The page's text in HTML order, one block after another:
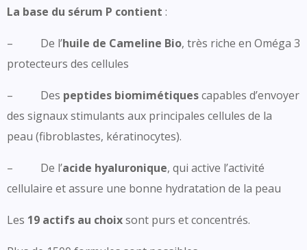
La base du sérum P contient :
– De l’huile de Cameline Bio, très riche en Oméga 3
protecteurs des cellules
– Des peptides biomimétiquescapables d’envoyer
des signaux stimulants aux principales cellules de la
peau (fibroblastes, kératinocytes).
– De l’acide hyaluronique, qui active l’activité
cellulaire et assure une bonne hydratation de la peau
Les 19 actifs au choixsont purs et concentrés.